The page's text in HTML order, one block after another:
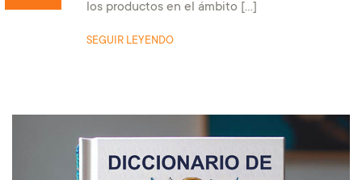
los productos en el ámbito […]
SEGUIR LEYENDO